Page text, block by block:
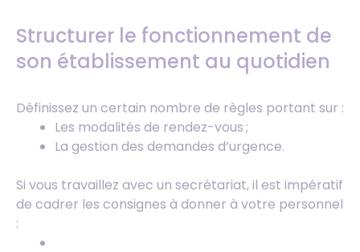
Structurer le fonctionnement de
son établissement au quotidien
Définissez un certain nombre de règles portant sur :
Les modalités de rendez-vous ;
La gestion des demandes d’urgence.
Si vous travaillez avec un secrétariat, il est impératif
de cadrer les consignes à donner à votre personnel
: